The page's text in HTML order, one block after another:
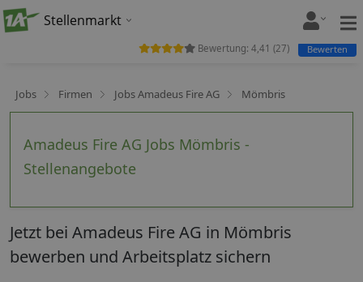
Stellenmarkt
Jobs Firmen Jobs Amadeus Fire AG Mömbris
Amadeus Fire AG Jobs Mömbris -
Stellenangebote
Bewertung: 4,41 (27) Bewerten
Jetzt bei Amadeus Fire AG in Mömbris
bewerben und Arbeitsplatz sichern